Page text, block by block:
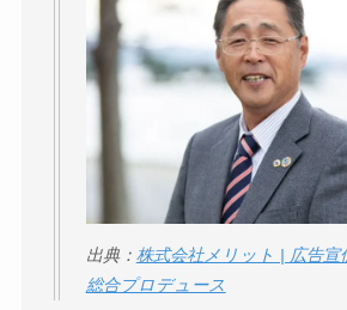
ータ
ミ・評
う？
【怪
ロモ
口コ
出典： 株式会社メリット | 広告宣
総合プロデュース